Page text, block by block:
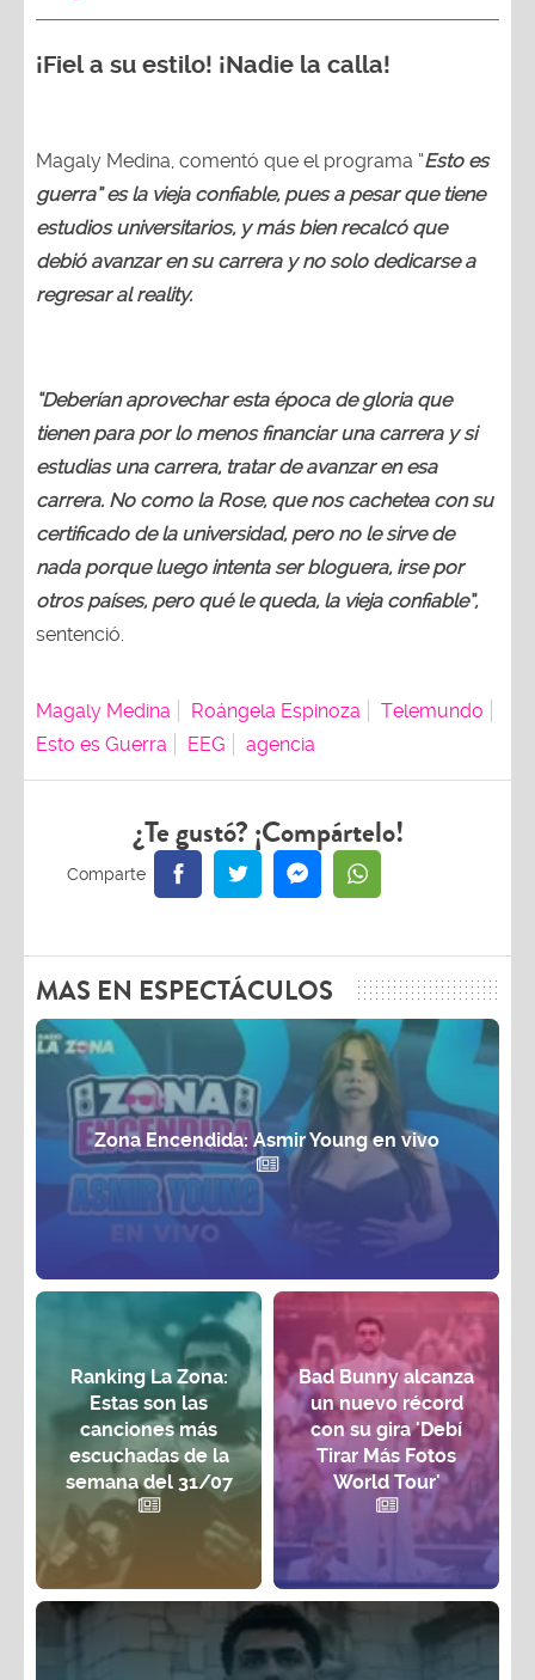
¡Fiel a su estilo! ¡Nadie la calla!
Magaly Medina, comentó que el programa “Esto es
guerra” es la vieja confiable, pues a pesar que tiene
estudios universitarios, y más bien recalcó que
debió avanzar en su carrera y no solo dedicarse a
regresar al reality.
“Deberían aprovechar esta época de gloria que
tienen para por lo menos financiar una carrera y si
estudias una carrera, tratar de avanzar en esa
carrera. No como la Rose, que nos cachetea con su
certificado de la universidad, pero no le sirve de
nada porque luego intenta ser bloguera, irse por
otros países, pero qué le queda, la vieja confiable”,
sentenció.
Magaly Medina Roángela Espinoza
Telemundo
Esto es Guerra
EEG agencia
¿Te gustó? ¡Compártelo!
MAS EN ESPECTÁCULOS
Zona Encendida: Asmir Young en vivo
Ranking La Zona:
Estas son las
canciones más
escuchadas de la
semana del 31/07
Bad Bunny alcanza
un nuevo récord
con su gira 'Debí
Tirar Más Fotos
World Tour'